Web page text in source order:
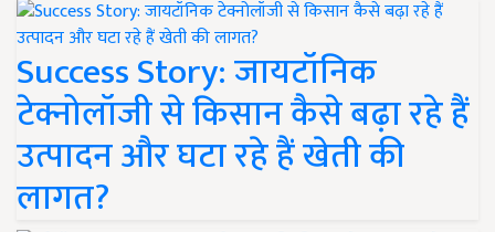
Success Story: जायटॉनिक
टेक्नोलॉजी से किसान कैसे बढ़ा रहे हैं
उत्पादन और घटा रहे हैं खेती की
लागत?